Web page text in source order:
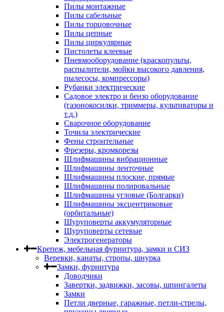
Пилы монтажные
Пилы сабельные
Пилы торцовочные
Пилы цепные
Пилы циркулярные
Пистолеты клеевые
Пневмооборудование (краскопульты,
распылители, мойки высокого давления,
пылесосы, компрессоры)
Рубанки электрические
Садовое электро и бензо оборудование
(газонокосилки, триммеры, культиваторы и
т.д.)
Сварочное оборудование
Точила электрические
Фены строительные
Фрезеры, кромкорезы
Шлифмашины вибрационные
Шлифмашины ленточные
Шлифмашины плоские, прямые
Шлифмашины полировальные
Шлифмашины угловые (Болгарки)
Шлифмашины эксцентриковые
(орбитальные)
Шуруповерты аккумуляторные
Шуруповерты сетевые
Электрогенераторы
Крепеж, мебельная фурнитура, замки и СИЗ
Веревки, канаты, стропы, шнурка
Замки, фурнитура
Доводчики
Завертки, задвижки, засовы, шпингалеты
Замки
Петли дверные, гаражные, петли-стрелы,